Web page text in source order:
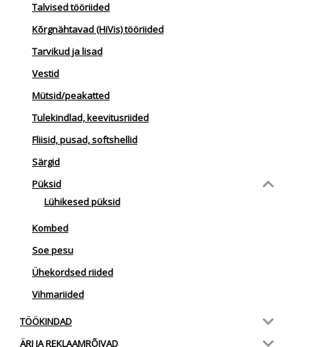
Talvised tööriided
Kõrgnähtavad (HiVis) tööriided
Tarvikud ja lisad
Vestid
Mütsid/peakatted
Tulekindlad, keevitusriided
Fliisid, pusad, softshellid
Särgid
Püksid
Lühikesed püksid
Kombed
Soe pesu
Ühekordsed riided
Vihmariided
TÖÖKINDAD
ÄRI JA REKLAAMRÕIVAD